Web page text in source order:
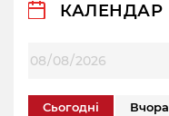
КАЛЕНДАР
Сьогодні Вчора